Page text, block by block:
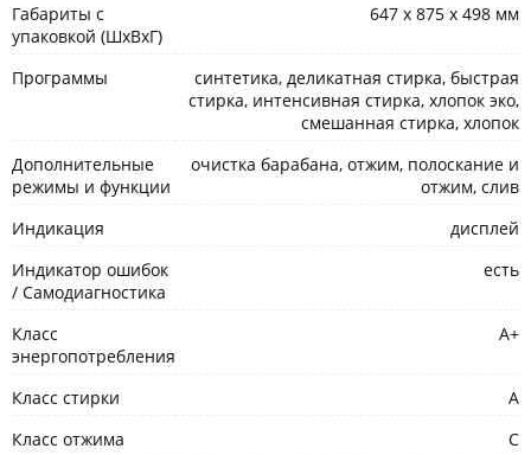
Габариты с
упаковкой (ШxВxГ)
647 x 875 x 498 мм
Программы
синтетика, деликатная стирка, быстрая
стирка, интенсивная стирка, хлопок эко,
смешанная стирка, хлопок
Дополнительные
режимы и функции
очистка барабана, отжим, полоскание и
отжим, слив
Индикация
дисплей
Индикатор ошибок
/ Самодиагностика
есть
Класс
энергопотребления
A+
Класс стирки
A
Класс отжима
C